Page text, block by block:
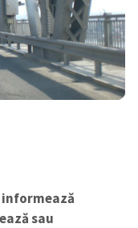
informează
sau